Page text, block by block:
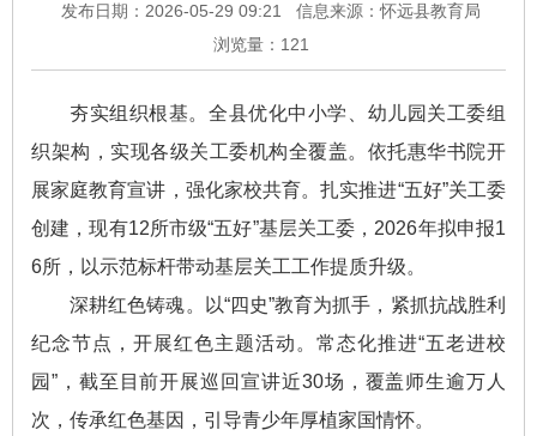
发布日期：2026-05-29 09:21
信息来源：怀远县教育局
浏览量： 121
夯实组织根基。全县优化中小学、幼儿园关工委组
织架构，实现各级关工委机构全覆盖。依托惠华书院开
展家庭教育宣讲，强化家校共育。扎实推进“五好”关工委
创建，现有12所市级“五好”基层关工委，2026年拟申报1
6所，以示范标杆带动基层关工工作提质升级。
深耕红色铸魂。以“四史”教育为抓手，紧抓抗战胜利
纪念节点，开展红色主题活动。常态化推进“五老进校
园”，截至目前开展巡回宣讲近30场，覆盖师生逾万人
次，传承红色基因，引导青少年厚植家国情怀。